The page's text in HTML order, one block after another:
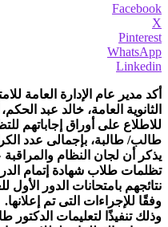
Facebook
X
Pinterest
WhatsApp
Linkedin
أكد مدير عام الإدارة العامة
الثانوية العامة، خالد عبد
طالب/ طالبة، بإجمالى عدد الكراسات
يذكر أن لجان النظام
تظلمات طلاب شهادة إتمام
وفقًا للإجراءات التى تم إعلانها.
وذلك تنفيذًا لتعليمات الدكتور